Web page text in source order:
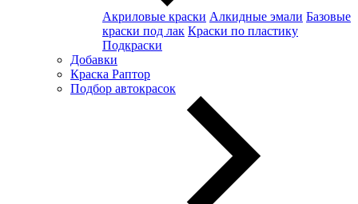
Акриловые краски Алкидные эмали Базовые
краски под лак Краски по пластику
Подкраски
Добавки
Краска Раптор
Подбор автокрасок